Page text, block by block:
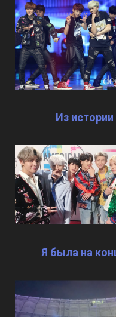
Из
Я была на